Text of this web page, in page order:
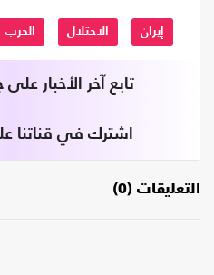
إيران الاحتلال الحرب
تابع آخر الأخبار
اشترك في قناتنا
التعليقات (0)